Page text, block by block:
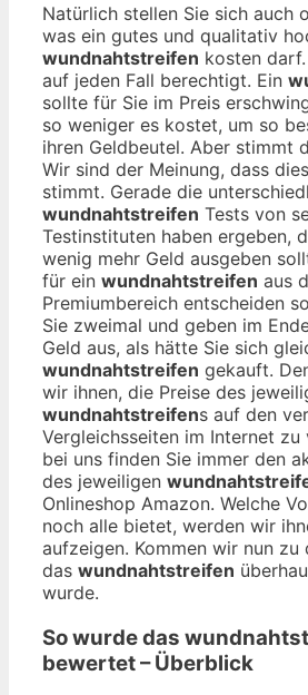
Natürlich stellen Sie sich auch
was ein gutes und qualitativ
wundnahtstreifen kosten
auf jeden Fall berechtigt. Ein
sollte für Sie im Preis
so weniger es kostet, um so
ihren Geldbeutel. Aber stimmt
Wir sind der Meinung, dass
stimmt. Gerade die
wundnahtstreifen Tests von
Testinstituten haben ergeben,
wenig mehr Geld ausgeben
für ein wundnahtstreifen aus
Premiumbereich entscheiden
Sie zweimal und geben im
Geld aus, als hätte Sie sich
wundnahtstreifen gekauft.
wir ihnen, die Preise des
wundnahtstreifens auf den
Vergleichsseiten im Internet zu
bei uns finden Sie immer den
des jeweiligen
Onlineshop Amazon. Welche
noch alle bietet, werden wir
aufzeigen. Kommen wir nun zu
das wundnahtstreifen
wurde.
So wurde das
bewertet – Überblick